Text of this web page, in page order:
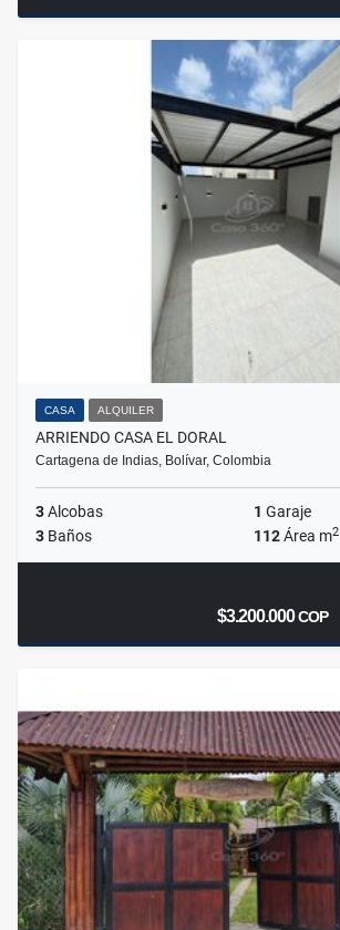
CASA ALQUILER
ARRIENDO CASA EL DORAL
Cartagena de Indias, Bolívar, Colombia
3Alcobas 1 Garaje
3 Baños 112Área m2
$3.200.000COP